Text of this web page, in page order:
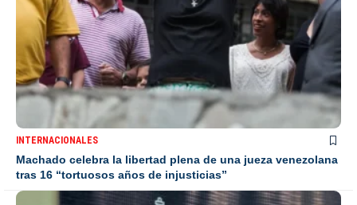
INTERNACIONALES
Machado celebra la libertad plena de una jueza venezolana
tras 16 “tortuosos años de injusticias”